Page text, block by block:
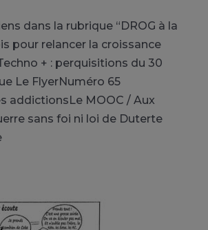
dans la rubrique “DROG à la
pour relancer la croissance
+ : perquisitions du 30
Le FlyerNuméro 65
addictionsLe MOOC / Aux
sans foi ni loi de Duterte